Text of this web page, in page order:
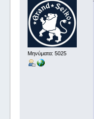
Μηνύματα: 5025